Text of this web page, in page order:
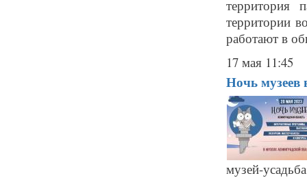
территория
территории
работают в
17 мая 11:45
Ночь музеев
музей-